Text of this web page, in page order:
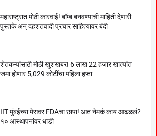
महाराष्ट्रात मोठी कारवाई! बॉम्ब बनवण्याची माहिती देणारी
पुस्तके अन् दहशतवादी प्रचार साहित्यावर बंदी
शेतकऱ्यांसाठी मोठी खुशखबर! 6 लाख 22 हजार खात्यांत
जमा होणार 5,029 कोटींचा पहिला हप्ता
IIT मुंबईच्या मेसवर FDAचा छापा! आत नेमकं काय आढळलं?
१० आस्थापनांवर धाडी